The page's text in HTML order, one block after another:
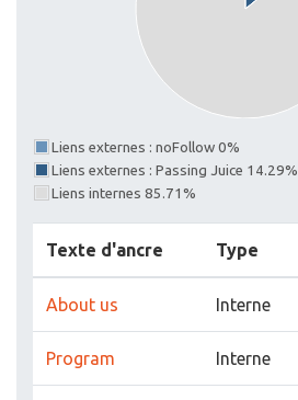
Liens externes : noFollow 0%
Liens externes : Passing Juice 14.29%
Liens internes 85.71%
Texte d'ancre Type
About us Interne
Program Interne